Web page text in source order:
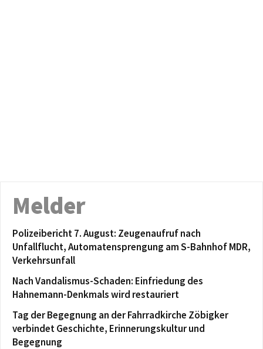
Melder
Polizeibericht 7. August: Zeugenaufruf nach
Unfallflucht, Automatensprengung am S-Bahnhof MDR,
Verkehrsunfall
Nach Vandalismus-Schaden: Einfriedung des
Hahnemann-Denkmals wird restauriert
Tag der Begegnung an der Fahrradkirche Zöbigker
verbindet Geschichte, Erinnerungskultur und
Begegnung